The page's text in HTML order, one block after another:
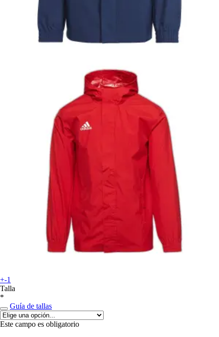
+-1
Talla
*
Guía de tallas
Este campo es obligatorio